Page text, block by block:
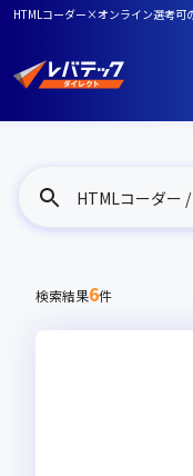
HTMLコーダー×オンライン選考可
HTMLコーダー
検索結果6件